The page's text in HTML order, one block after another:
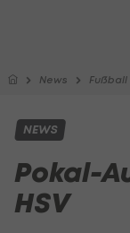
News Fußball
NEWS
Pokal-
HSV